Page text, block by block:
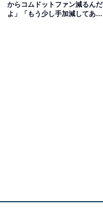
からコムドットファン減るんだ
よ」「もう少し手加減してあげ